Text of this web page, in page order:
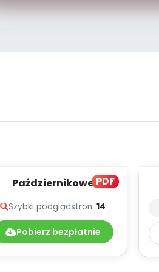
PDF
Październikowe
piosenek
Szybki podglądstron: 14
Pobierz bezpłatnie